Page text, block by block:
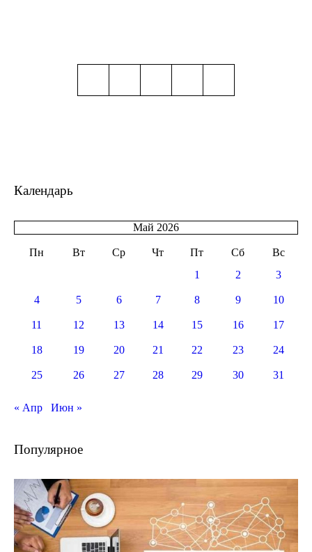
Календарь
Май 2026
Пн Вт Ср Чт Пт Сб
Вс
1
2 3
4 5 6 7 8 9 10
11 12 13 14 15 16 17
18 19 20 21 22 23 24
25 26 27 28 29 30 31
« Апр Июн »
Популярное